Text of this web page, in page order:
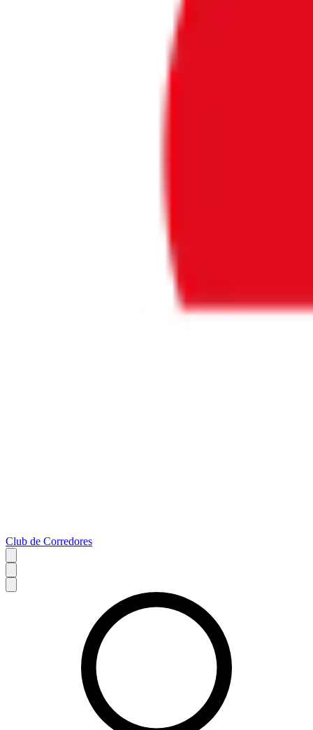
Club de Corredores